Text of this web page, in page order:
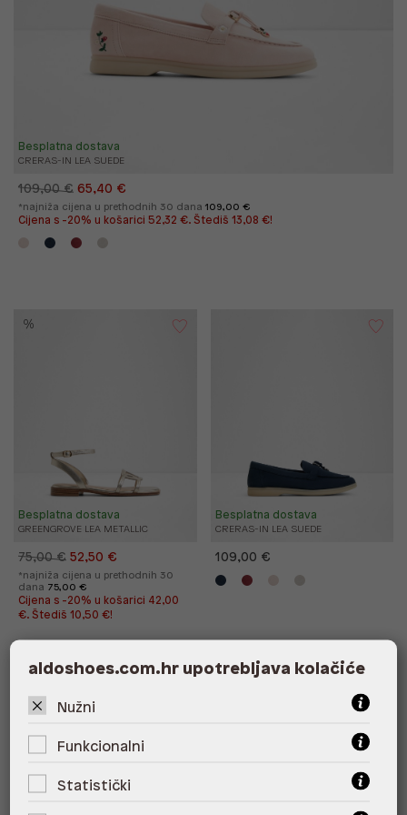
CRERAS-IN LEA SUEDE
Besplatna dostava
109,00 € 65,40 €
*najniža cijena u prethodnih 30 dana 109,00 €
Cijena s -20% u košarici 52,32 €. Štediš 13,08 €!
GREENGROVE LEA METALLIC
Besplatna dostava
%
75,00 € 52,50 €
*najniža cijena u prethodnih 30
dana 75,00 €
Cijena s -20% u košarici 42,00
€. Štediš 10,50 €!
CRERAS-IN LEA SUEDE
Besplatna dostava
109,00 €
%
aldoshoes.com.hr upotrebljava kolačiće
Nužni
Funkcionalni
Statistički